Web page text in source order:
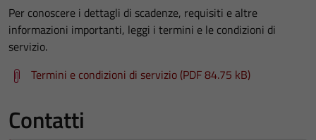
Per conoscere i dettagli di scadenze, requisiti e altre
informazioni importanti, leggi i termini e le condizioni di
servizio.
Termini e condizioni di servizio (PDF 84.75 kB)
Contatti